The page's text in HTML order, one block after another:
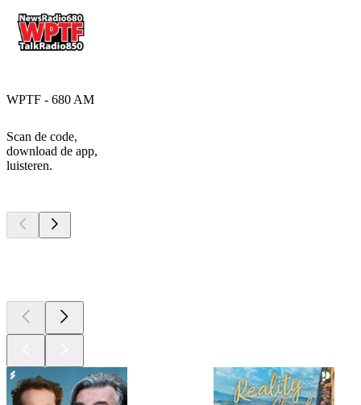
WPTF - 680 AM
Scan de code,
download de app,
luisteren.